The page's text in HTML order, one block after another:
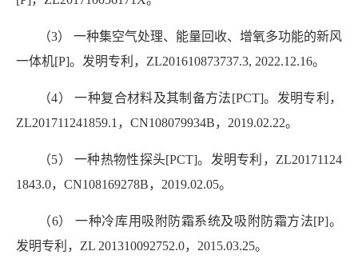
（3） 一种集空气处理、能量回收、增氧多功能的新风
一体机[P]。发明专利，ZL201610873737.3, 2022.12.16。
（4） 一种复合材料及其制备方法[PCT]。发明专利，
ZL201711241859.1，CN108079934B，2019.02.22。
（5） 一种热物性探头[PCT]。发明专利，ZL20171124
1843.0， CN108169278B，2019.02.05。
（6） 一种冷库用吸附防霜系统及吸附防霜方法[P]。
发明专利，ZL 201310092752.0，2015.03.25。